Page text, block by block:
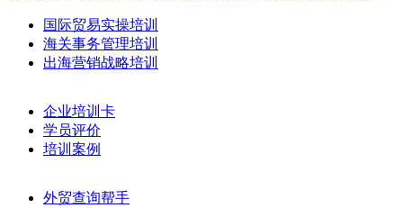
国际贸易实操培训
海关事务管理培训
出海营销战略培训
企业培训卡
学员评价
培训案例
外贸查询帮手